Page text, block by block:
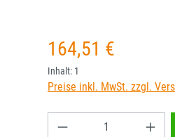
Regulärer Preis:
164,51 €
Inhalt: 1
Preise inkl. MwSt. zzgl.
Produkt Anzahl: